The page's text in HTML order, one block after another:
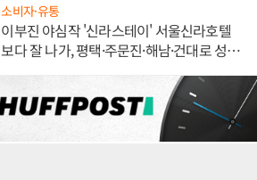
소비자·유통
이부진 야심작 '신라스테이' 서울신라호텔
보다 잘 나가, 평택·주문진·해남·건대로 성